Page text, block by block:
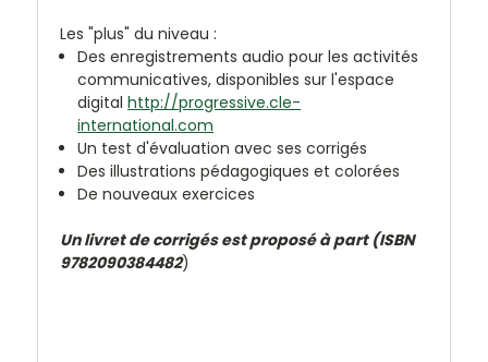
Les "plus" du niveau :
Des enregistrements audio pour les activités
communicatives, disponibles sur l'espace
digital http://progressive.cle-
international.com
Un test d'évaluation avec ses corrigés
Des illustrations pédagogiques et colorées
De nouveaux exercices
Un livret de corrigés est proposé à part (ISBN
9782090384482)